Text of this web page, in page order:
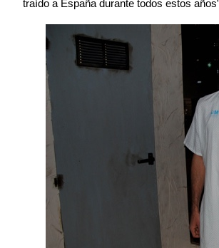
traído a España durante todos estos